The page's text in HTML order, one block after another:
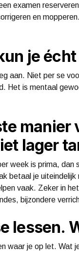
examen
en
je
aan. Niet per se
Het is mentaal
manier
lager
week is prima,
betaal je
vaak. Zeker in
bijzondere
lessen.
waar je op let. Wat